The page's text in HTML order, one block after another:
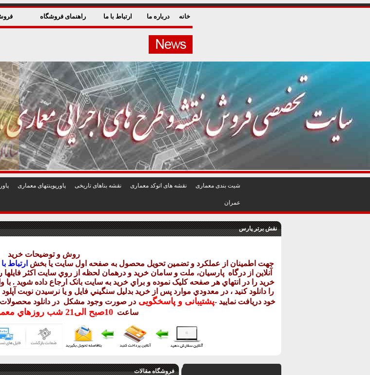
خانه درباره ما ارتباط با ما راهنمای فروشگاه
شيت بندی معماری نقشه های اتوکد معماری نقشه بناهای تاريخی پاورپوينتهای معماری
عمران
نقش برتر پارس
روش و توضيحات خريد
جهت اطمينان از عملکرد و تضمين تحويل محصول به صفحه اول سايت يا بخش ارتباط
آنلاين از درگاه پارسيان، ملت و سامان خريد و درهمان لحظه از روي سايت اکثر فايلها
خريد را در انتهاي هر صفحه کليک نموده و براي خريد به سايت بانک ارجاع داده شويد . با
را دانلود کنيد ، در معدودي موارد پس از خريد بدليل سنگيني فايل و يا نرسيدن نوبت
خود دريافت نماييد -پشتيبانی و پاسخگويی در صورت وجود مشکل در دانلود
ساعت 10صبح الی21 شب روزهاي
فروشگاه مقالات